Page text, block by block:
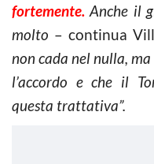
fortemente. Anche il
molto – continua
non cada nel nulla,
l’accordo e che il
questa trattativa”.